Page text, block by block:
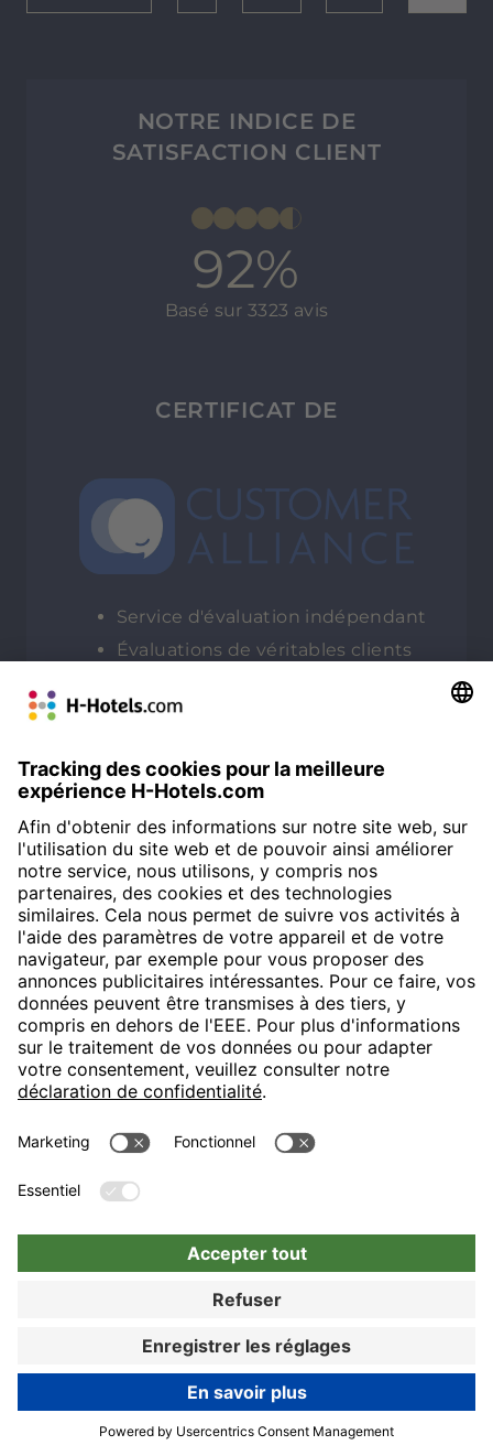
RÉSERVER MAINTENANT
NOTRE INDICE DE
SATISFACTION CLIENT
92%
Basé sur 3323 avis
CERTIFICAT DE
Service d'évaluation indépendant
Évaluations de véritables clients
NOTE MOYENNE
Customer Alliance 92%
H-Hotels.com sponsorise le club de football suivant
Réserver